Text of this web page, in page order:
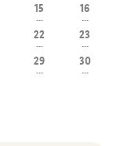
15
---
16
---
22
---
23
---
29
---
30
---